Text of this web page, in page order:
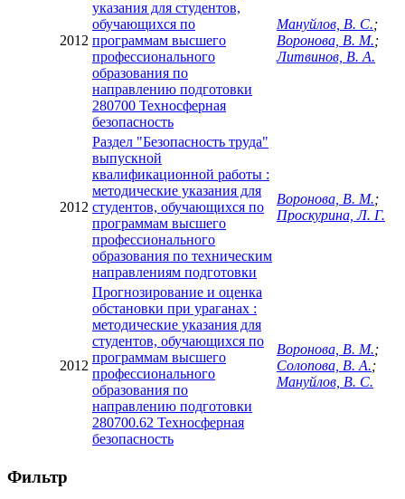
2012
указания для студентов,
обучающихся по
программам высшего
профессионального
образования по
направлению подготовки
280700 Техносферная
безопасность
Мануйлов, В. С.;
Воронова, В. М.;
Литвинов, В. А.
2012
Раздел "Безопасность труда"
выпускной
квалификационной работы :
методические указания для
студентов, обучающихся по
программам высшего
профессионального
образования по техническим
направлениям подготовки
Воронова, В. М.;
Проскурина, Л. Г.
2012
Прогнозирование и оценка
обстановки при ураганах :
методические указания для
студентов, обучающихся по
программам высшего
профессионального
образования по
направлению подготовки
280700.62 Техносферная
безопасность
Воронова, В. М.;
Солопова, В. А.;
Мануйлов, В. С.
Фильтр